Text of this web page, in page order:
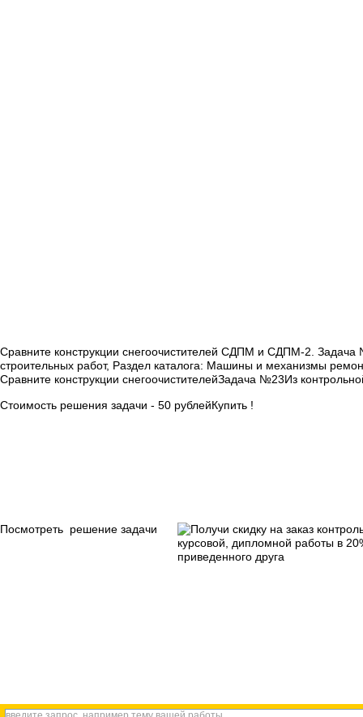
Сравните конструкции снегоочистителей СДПМ и СДПМ-2.
строительных работ, Раздел каталога: Машины и механизмы
Сравните конструкции снегоочистителейЗадача №23Из
Стоимость решения задачи - 50 рублейКупить !
Посмотреть решение задачи